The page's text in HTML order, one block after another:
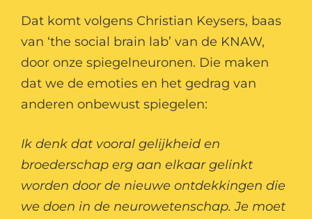
Dat komt volgens Christian Keysers, baas
van ‘the social brain lab’ van de KNAW,
door onze spiegelneuronen. Die maken
dat we de emoties en het gedrag van
anderen onbewust spiegelen:
Ik denk dat vooral gelijkheid en
broederschap erg aan elkaar gelinkt
worden door de nieuwe ontdekkingen die
we doen in de neurowetenschap. Je moet